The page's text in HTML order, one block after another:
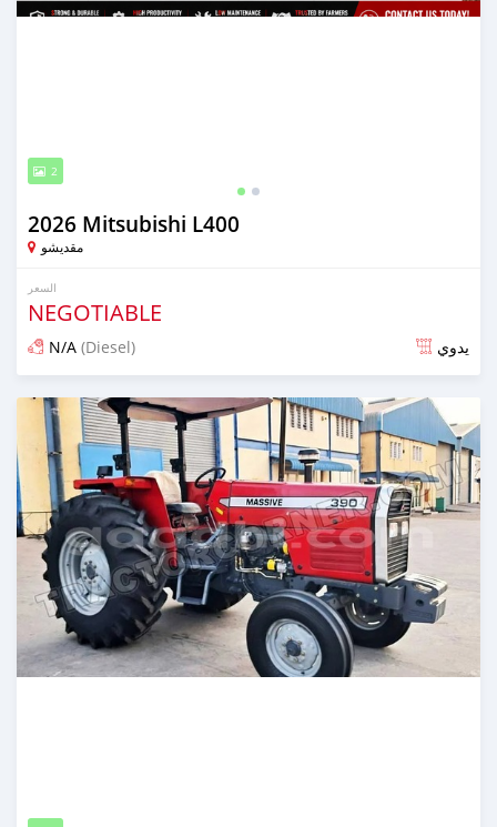
2
2026 Mitsubishi L400
مقديشو
السعر
NEGOTIABLE
N/A (Diesel) يدوي
تم النشر منذ 9 أيام مضت